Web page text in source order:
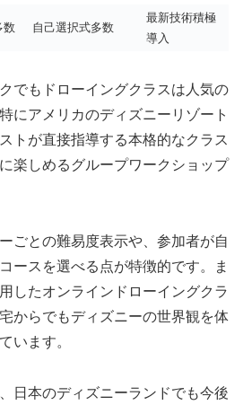
数 自己選択式多数
最新技術積極
導入
でもドローイングクラスは人気の
にアメリカのディズニーリゾート
トが直接指導する本格的なクラス
楽しめるグループワークショップ
ごとの難易度表示や、参加者が自
ースを選べる点が特徴的です。ま
したオンラインドローイングクラ
からでもディズニーの世界観を体
います。
日本のディズニーランドでも今後